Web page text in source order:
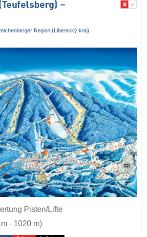
–
Region (Liberecký kraj)
Pisten/Lifte
- 1020 m)